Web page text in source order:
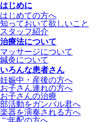
はじめに
はじめての方へ
知っておいて欲しいこと
スタッフ紹介
治療法について
マッサージについて
鍼灸について
いろんな患者さん
妊娠中・産後の方へ
お子さん連れの方へ
お子さんの治療
部活動をガンバル君へ
楽器を演奏される方へ
ご年配の方へ